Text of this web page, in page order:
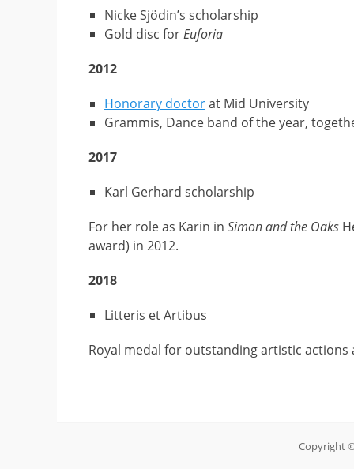
Nicke Sjödin’s scholarship
Gold disc forEuforia
2012
Honorary doctorat Mid University
Grammis, Dance band of the year,
2017
Karl Gerhard scholarship
For her role as Karin in Simon and the Oaks
award) in 2012.
2018
Litteris et Artibus
Royal medal for outstanding artistic actions
Copyright